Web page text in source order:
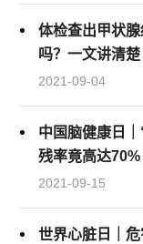
体检查出甲状
吗？一文讲清楚
2021-09-04
中国脑健康日
残率竟高达70%
2021-09-15
世界心脏日｜